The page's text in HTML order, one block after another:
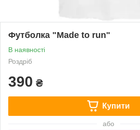
Футболка "Made to run"
В наявності
Роздріб
390 ₴
Купити
або